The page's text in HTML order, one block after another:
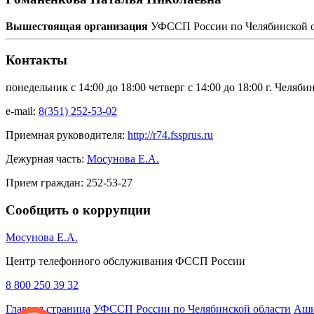
Вышестоящая организация УФССП России по Челябинской
Контакты
понедельник с 14:00 до 18:00 четверг с 14:00 до 18:00 г.
e-mail: 8(351) 252-53-02
Приемная руководителя: http://r74.fssprus.ru
Дежурная часть: Мосунова Е.А.
Прием граждан: 252-53-27
Сообщить о коррупции
Мосунова Е.А.
Центр телефонного обслуживания ФССП России
8 800 250 39 32
Главная страница УФССП России по Челябинской области